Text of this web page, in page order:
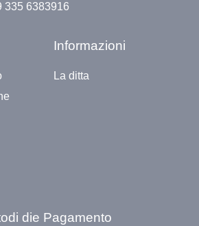
335 6383916
Informazioni
La ditta
die Pagamento